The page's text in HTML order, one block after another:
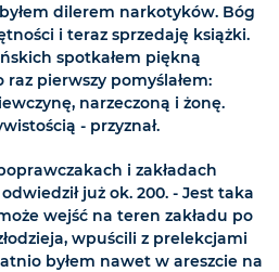
dilerem narkotyków. Bóg
i teraz sprzedaję książki.
spotkałem piękną
pierwszy pomyślałem:
narzeczoną i żonę.
- przyznał.
i zakładach
już ok. 200. - Jest taka
wejść na teren zakładu po
wpuścili z prelekcjami
byłem nawet w areszcie na